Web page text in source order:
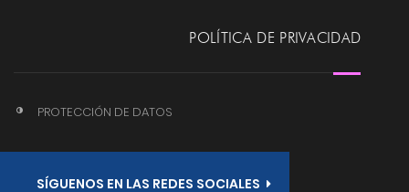
POLÍTICA DE PRIVACIDAD
PROTECCIÓN DE DATOS
SÍGUENOS EN LAS REDES SOCIALES